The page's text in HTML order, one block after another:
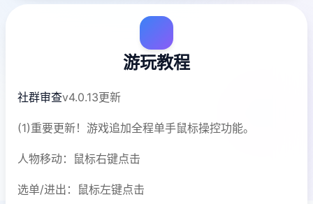
游玩教程
社群审查v4.0.13更新
(1)重要更新！游戏追加全程单手鼠标操控功能。
人物移动：鼠标右键点击
选单/进出：鼠标左键点击